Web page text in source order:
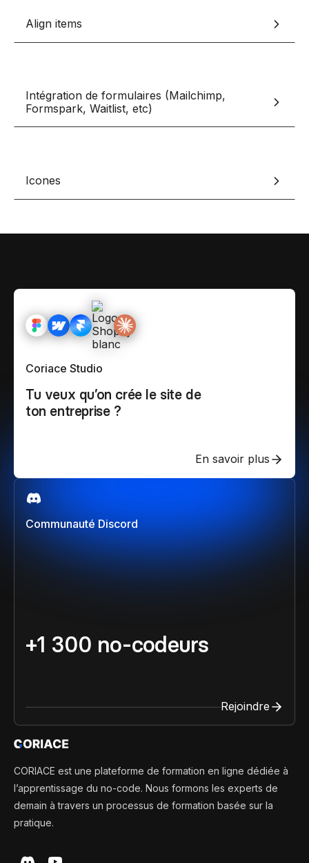
Scripts Webflow
Lexique No-code
Bibliothèque de
Rejoins nous sur
L'histoire de Coriace
Devenir affilié(e)
Align items
Intégration de formulaires (Mailchimp,
Formspark, Waitlist, etc)
Icones
Communauté Discord
+1 300 no-codeurs
Rejoindre
Coriace Studio
Tu veux qu’on crée le site de
ton entreprise ?
En savoir plus
CORIACE est une plateforme de formation en ligne dédiée à
l’apprentissage du no-code. Nous formons les experts de
demain à travers un processus de formation basée sur la
pratique.